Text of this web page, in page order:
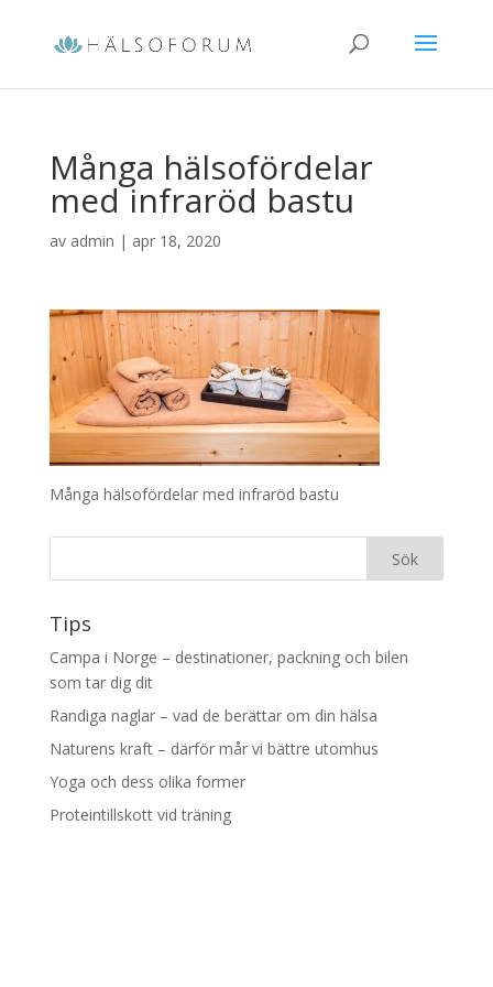
Många hälsofördelar
med infraröd bastu
av admin | apr 18, 2020
Många hälsofördelar med infraröd bastu
Tips
Campa i Norge – destinationer, packning och bilen
som tar dig dit
Randiga naglar – vad de berättar om din hälsa
Naturens kraft – därför mår vi bättre utomhus
Yoga och dess olika former
Proteintillskott vid träning